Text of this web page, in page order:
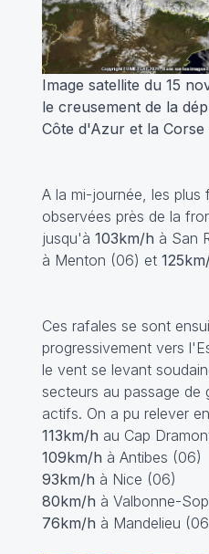
Image satellite du 15
le creusement de la
Côte d'Azur et la Corse
A la mi-journée, les plus
observées près de la
jusqu'à 103km/h à San
à Menton (06) et
Ces rafales se sont
progressivement vers
le vent se levant
secteurs au passage de
actifs. On a pu relever
113km/h au Cap
109km/h à Antibes (06)
93km/h à Nice (06)
80km/h à Valbonne-
76km/h à Mandelieu